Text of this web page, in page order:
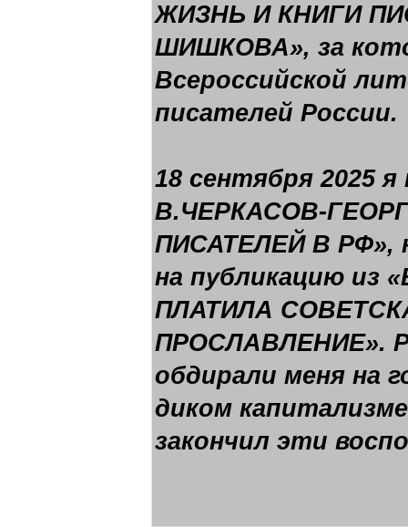
ЖИЗНЬ И КНИГИ
ШИШКОВА», за
Всероссийской
писателей России.
18 сентября 2025
В.ЧЕРКАСОВ-
ПИСАТЕЛЕЙ В РФ»,
на публикацию из
ПЛАТИЛА
ПРОСЛАВЛЕНИЕ».
обдирали меня на
диком
закончил эти